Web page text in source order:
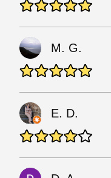
M. G.
E. D.